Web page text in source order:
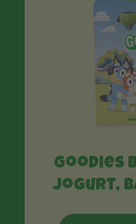
Goodies
Jogurt,